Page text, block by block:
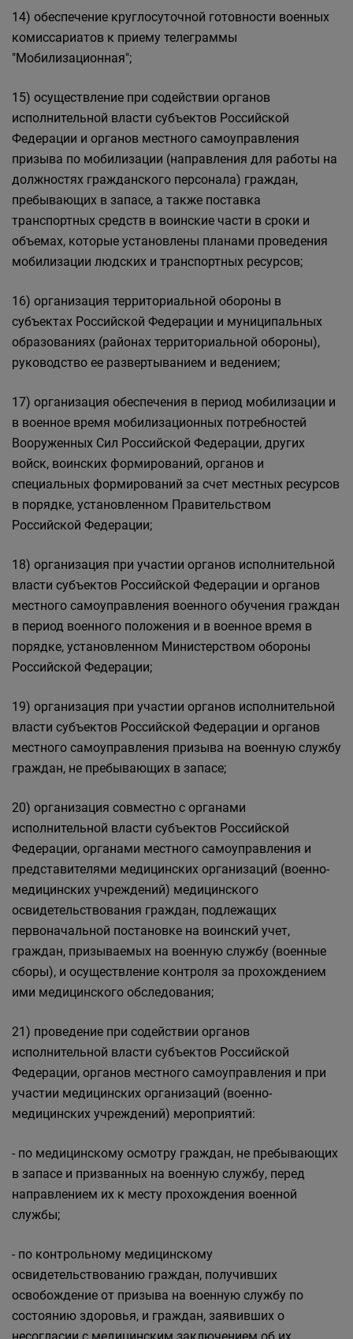
14) обеспечение круглосуточной готовности военных
комиссариатов к приему телеграммы
"Мобилизационная";
15) осуществление при содействии органов
исполнительной власти субъектов Российской
Федерации и органов местного самоуправления
призыва по мобилизации (направления для работы на
должностях гражданского персонала) граждан,
пребывающих в запасе, а также поставка
транспортных средств в воинские части в сроки и
объемах, которые установлены планами проведения
мобилизации людских и транспортных ресурсов;
16) организация территориальной обороны в
субъектах Российской Федерации и муниципальных
образованиях (районах территориальной обороны),
руководство ее развертыванием и ведением;
17) организация обеспечения в период мобилизации и
в военное время мобилизационных потребностей
Вооруженных Сил Российской Федерации, других
войск, воинских формирований, органов и
специальных формирований за счет местных ресурсов
в порядке, установленном Правительством
Российской Федерации;
18) организация при участии органов исполнительной
власти субъектов Российской Федерации и органов
местного самоуправления военного обучения граждан
в период военного положения и в военное время в
порядке, установленном Министерством обороны
Российской Федерации;
19) организация при участии органов исполнительной
власти субъектов Российской Федерации и органов
местного самоуправления призыва на военную службу
граждан, не пребывающих в запасе;
20) организация совместно с органами
исполнительной власти субъектов Российской
Федерации, органами местного самоуправления и
представителями медицинских организаций (военно-
медицинских учреждений) медицинского
освидетельствования граждан, подлежащих
первоначальной постановке на воинский учет,
граждан, призываемых на военную службу (военные
сборы), и осуществление контроля за прохождением
ими медицинского обследования;
21) проведение при содействии органов
исполнительной власти субъектов Российской
Федерации, органов местного самоуправления и при
участии медицинских организаций (военно-
медицинских учреждений) мероприятий:
- по медицинскому осмотру граждан, не пребывающих
в запасе и призванных на военную службу, перед
направлением их к месту прохождения военной
службы;
- по контрольному медицинскому
освидетельствованию граждан, получивших
освобождение от призыва на военную службу по
состоянию здоровья, и граждан, заявивших о